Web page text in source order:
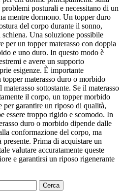
posturali e necessitano di un
mentre dormono. Un topper duro
del corpo durante il sonno,
Una soluzione possibile
per un topper materasso con doppia
e uno duro. In questo modo è
e avere un supporto
esigenze. È importante
topper materasso duro o morbido
sottostante. Se il materasso
il corpo, un topper morbido
per garantire un riposo di qualità,
essere troppo rigido e scomodo. In
duro o morbido dipende dalle
conformazione del corpo, ma
Prima di acquistare un
valutare accuratamente queste
e garantirsi un riposo rigenerante